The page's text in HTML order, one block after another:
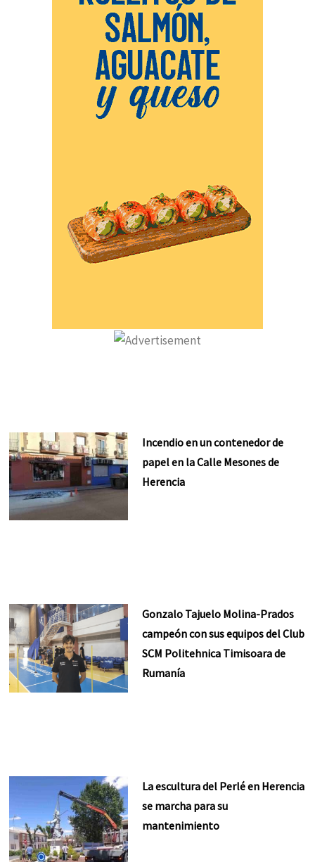
Incendio en un contenedor de
papel en la Calle Mesones de
Herencia
Gonzalo Tajuelo Molina-Prados
campeón con sus equipos del Club
SCM Politehnica Timisoara de
Rumanía
La escultura del Perlé en Herencia
se marcha para su
mantenimiento